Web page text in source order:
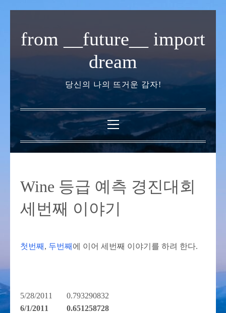
기
from __future__ import
dream
당신의 나의 뜨거운 감자!
기
본
메
뉴
Wine 등급 예측 경진대회
세번째 이야기
첫번째 , 두번째 에 이어 세번째 이야기를 하려 한다.
5/28/2011 0.793290832
6/1/2011 0.651258728